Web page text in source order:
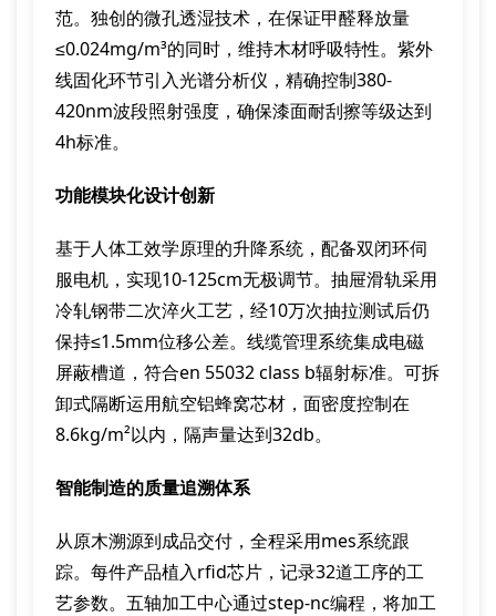
范。独创的微孔透湿技术，在保证甲醛释放量
≤0.024mg/m³的同时，维持木材呼吸特性。紫外
线固化环节引入光谱分析仪，精确控制380-
420nm波段照射强度，确保漆面耐刮擦等级达到
4h标准。
功能模块化设计创新
基于人体工效学原理的升降系统，配备双闭环伺
服电机，实现10-125cm无极调节。抽屉滑轨采用
冷轧钢带二次淬火工艺，经10万次抽拉测试后仍
保持≤1.5mm位移公差。线缆管理系统集成电磁
屏蔽槽道，符合en 55032 class b辐射标准。可拆
卸式隔断运用航空铝蜂窝芯材，面密度控制在
8.6kg/m²以内，隔声量达到32db。
智能制造的质量追溯体系
从原木溯源到成品交付，全程采用mes系统跟
踪。每件产品植入rfid芯片，记录32道工序的工
艺参数。五轴加工中心通过step-nc编程，将加工